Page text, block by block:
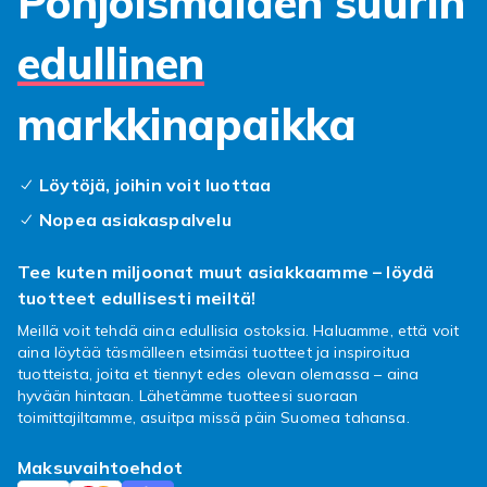
edullinen
markkinapaikka
Löytöjä, joihin voit luottaa
Nopea asiakaspalvelu
Tee kuten miljoonat muut asiakkaamme – löydä
tuotteet edullisesti meiltä!
Meillä voit tehdä aina edullisia ostoksia. Haluamme, että voit
aina löytää täsmälleen etsimäsi tuotteet ja inspiroitua
tuotteista, joita et tiennyt edes olevan olemassa – aina
hyvään hintaan. Lähetämme tuotteesi suoraan
toimittajiltamme, asuitpa missä päin Suomea tahansa.
Maksuvaihtoehdot